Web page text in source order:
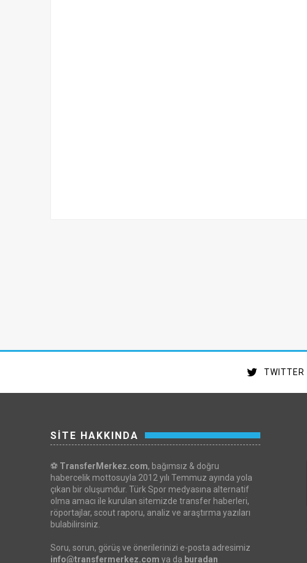
TWITTER
SİTE HAKKINDA
⚽ TransferMerkez.com, bağımsız & doğru
habercelik mottosuyla 2012 yılı Temmuz ayında yola
çıkan bir oluşumdur. Türk Spor medyasına alternatif
olma amacı ile kurulan sitemizde transfer haberleri,
röportajlar, scout raporu, analiz ve araştırma yazıları
bulabilirsiniz.
Soru, sorun, görüş ve önerilerinizi e-posta adresimiz
info@transfermerkez.com ya da buradan